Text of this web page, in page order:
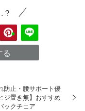
る
防止・腰サポート優
ジ置き無】おすすめ
ックチェア